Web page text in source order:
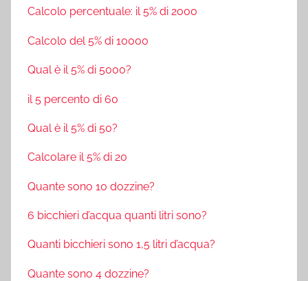
Calcolo percentuale: il 5% di 2000
Calcolo del 5% di 10000
Qual è il 5% di 5000?
il 5 percento di 60
Qual è il 5% di 50?
Calcolare il 5% di 20
Quante sono 10 dozzine?
6 bicchieri d’acqua quanti litri sono?
Quanti bicchieri sono 1,5 litri d’acqua?
Quante sono 4 dozzine?